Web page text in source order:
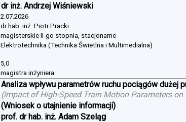
dr inż. Andrzej Wiśniewski
2.07.2026
dr hab. inż. Piotr Pracki
magisterskie II-go stopnia, stacjonarne
Elektrotechnika (Technika Świetlna i Multimedialna)
5,0
magistra inżyniera
Analiza wpływu parametrów ruchu pociągów dużej
(Impact of High-Speed Train Motion Parameters on
(Wniosek o utajnienie informacji)
prof. dr hab. inż. Adam Szeląg